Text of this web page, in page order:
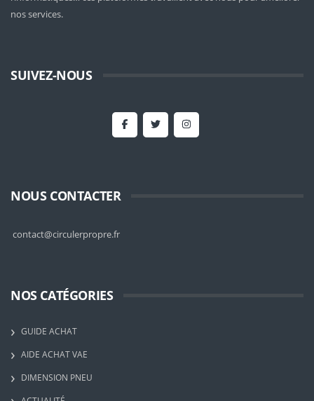
nos services.
SUIVEZ-NOUS
NOUS CONTACTER
contact@circulerpropre.fr
NOS CATÉGORIES
GUIDE ACHAT
AIDE ACHAT VAE
DIMENSION PNEU